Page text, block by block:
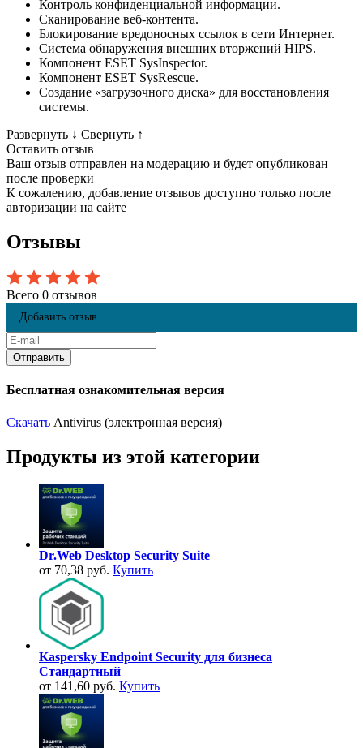
Контроль конфиденциальной информации.
Сканирование веб-контента.
Блокирование вредоносных ссылок в сети Интернет.
Система обнаружения внешних вторжений HIPS.
Компонент ESET SysInspector.
Компонент ESET SysRescue.
Создание «загрузочного диска» для восстановления
системы.
Развернуть ↓ Свернуть ↑
Оставить отзыв
Ваш отзыв отправлен на модерацию и будет опубликован
после проверки
К сожалению, добавление отзывов доступно только после
авторизации на сайте
Отзывы
Всего 0 отзывов
Добавить отзыв
Бесплатная ознакомительная версия
Скачать Antivirus (электронная версия)
Продукты из этой категории
Dr.Web Desktop Security Suite
от 70,38 руб. Купить
Kaspersky Endpoint Security для бизнеса
Стандартный
от 141,60 руб. Купить